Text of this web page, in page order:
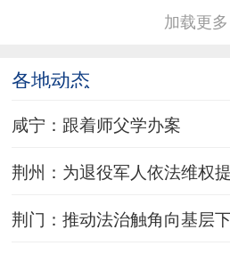
加载更多
各地动态
咸宁：跟着师父学办案
荆州：为退役军人依法维权
荆门：推动法治触角向基层